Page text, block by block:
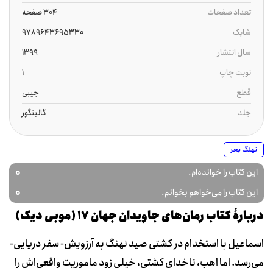
تعداد صفحات
304 صفحه
شابک
9789643695330
سال انتشار
1399
نوبت چاپ
1
قطع
جیبی
جلد
گالینگور
نهنگ بحر
این کتاب را خوانده‌ام. 0
این کتاب را می‌خواهم بخوانم. 0
دربارۀ کتاب رمان‌های جاویدان جهان‏‫ 17 (موبی دیک)
اسماعیل با استخدام در کشتی صید نهنگ به آرزویش- سفر دریایی-
می‌رسد. اما اهب، ناخدای کشتی، خیلی زود ماموریت واقعی‌اش را